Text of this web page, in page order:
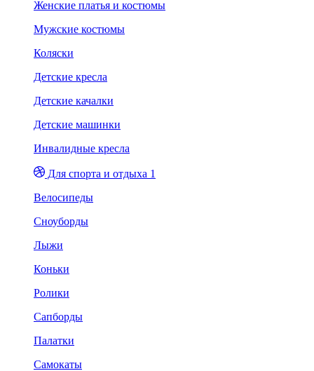
Женские платья и костюмы
Мужские костюмы
Коляски
Детские кресла
Детские качалки
Детские машинки
Инвалидные кресла
Для спорта и отдыха 1
Велосипеды
Сноуборды
Лыжи
Коньки
Ролики
Сапборды
Палатки
Самокаты